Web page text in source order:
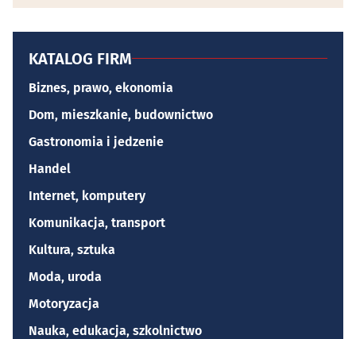
KATALOG FIRM
Biznes, prawo, ekonomia
Dom, mieszkanie, budownictwo
Gastronomia i jedzenie
Handel
Internet, komputery
Komunikacja, transport
Kultura, sztuka
Moda, uroda
Motoryzacja
Nauka, edukacja, szkolnictwo